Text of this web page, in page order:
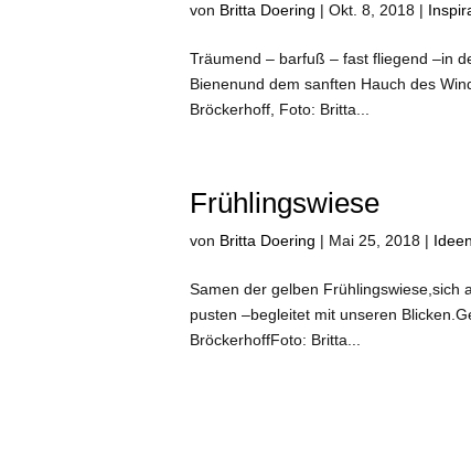
von Britta Doering | Okt. 8, 2018 |
Träumend – barfuß – fast fliegend –in
Bienenund dem sanften Hauch des
Bröckerhoff, Foto: Britta...
Frühlingswiese
von Britta Doering | Mai 25, 2018 | Ideen
Samen der gelben Frühlingswiese,sich
pusten –begleitet mit unseren
BröckerhoffFoto: Britta...